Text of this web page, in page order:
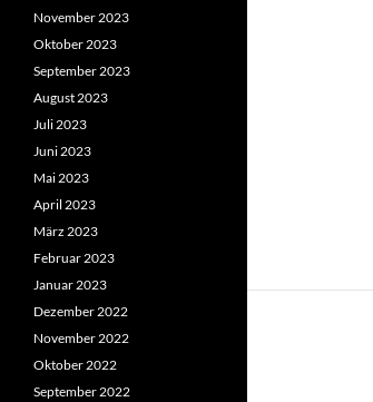
November 2023
Oktober 2023
September 2023
August 2023
Juli 2023
Juni 2023
Mai 2023
April 2023
März 2023
Februar 2023
Januar 2023
Dezember 2022
November 2022
Oktober 2022
September 2022